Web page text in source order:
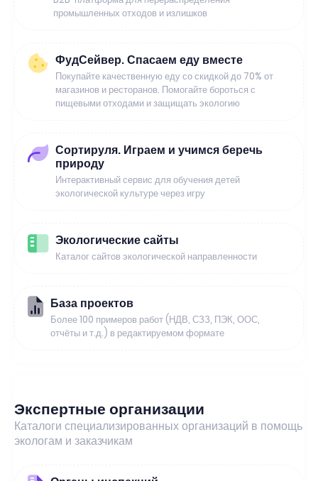
промышленных отходов и излишков
ФудСейвер. Спасаем еду вместе
Покупайте качественную еду со скидкой до 70% от
магазинов и ресторанов. Помогайте бороться с
пищевыми отходами и защищать экологию
Сортируля. Играем и учимся беречь
природу
Интерактивный сервис для обучения детей
экологической культуре через игру
Экологические сайты
Каталог сайтов экологической направленности
База проектов
Более 100 примеров работ (НДВ, СЗЗ, ПЭК, ООС,
отчёты и т.д.) в редактируемом формате
Экспертные организации
Каталоги специализированных организаций в помощь
экологам и заказчикам